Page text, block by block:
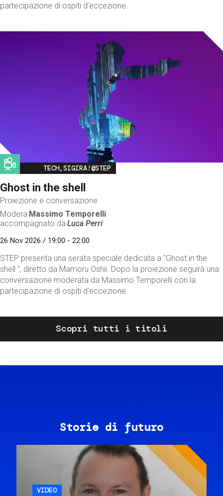
partecipazione di ospiti d'eccezione.
Image
TECH,SIGIRA!@STEP
Ghost in the shell
Proiezione e conversazione
Modera Massimo Temporelli
accompagnato da Luca Perri
26 Nov 2026 / 19:00 - 22:00
STEP presenta una serata speciale dedicata a "Ghost in the
shell ", diretto da Mamoru Oshii. Dopo la proiezione seguirà una
conversazione moderata da Massimo Temporelli con la
partecipazione di ospiti d'eccezione.
Scopri tutti i titoli
Storie di futuro
VIDEO